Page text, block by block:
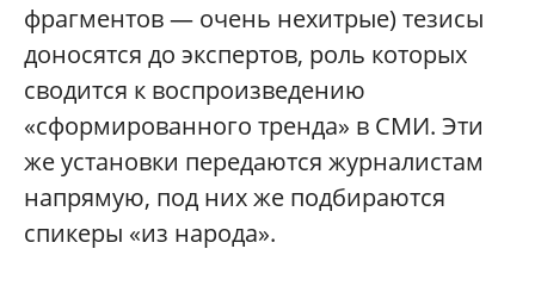
фрагментов — очень нехитрые) тезисы
доносятся до экспертов, роль которых
сводится к воспроизведению
«сформированного тренда» в СМИ. Эти
же установки передаются журналистам
напрямую, под них же подбираются
спикеры «из народа».